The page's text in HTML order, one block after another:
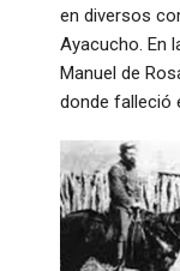
en diversos
Ayacucho. En
Manuel de
donde falleció